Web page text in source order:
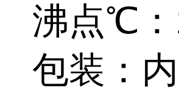
沸点℃：
包装：